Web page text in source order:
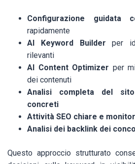
Configurazione guidata
rapidamente
AI Keyword Builder per
rilevanti
AI Content Optimizer per
dei contenuti
Analisi completa del
concreti
Attività SEO chiare e
Analisi dei backlink dei
Questo approccio strutturato